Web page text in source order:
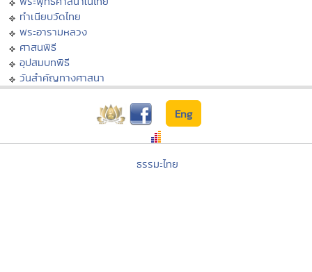
ทำเนียบวัดไทย
พระอารามหลวง
ศาสนพิธี
อุปสมบทพิธี
วันสำคัญทางศาสนา
Eng
ธรรมะไทย